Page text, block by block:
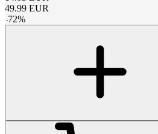
49.99 EUR
-72%